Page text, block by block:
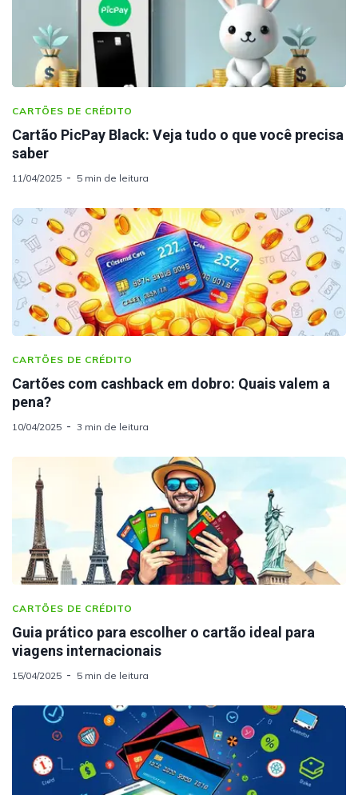
CARTÕES DE CRÉDITO
Cartão PicPay Black: Veja tudo o que você precisa
saber
11/04/2025 5 min de leitura
CARTÕES DE CRÉDITO
Cartões com cashback em dobro: Quais valem a
pena?
10/04/2025 3 min de leitura
CARTÕES DE CRÉDITO
Guia prático para escolher o cartão ideal para
viagens internacionais
15/04/2025 5 min de leitura